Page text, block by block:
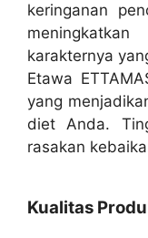
keringanan
karakternya
Etawa
yang
diet Anda.
rasakan
Kualitas